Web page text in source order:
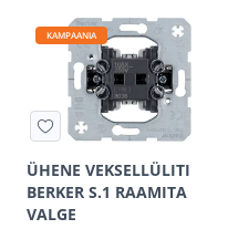
KAMPAANIA
ÜHENE VEKSELLÜLITI
BERKER S.1 RAAMITA
VALGE